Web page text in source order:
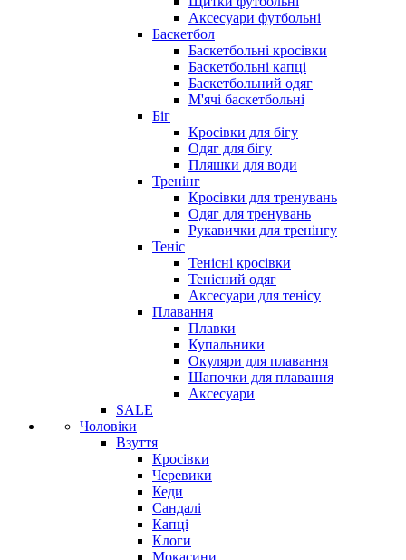
Аксесуари футбольні
Баскетбол
Баскетбольні кросівки
Баскетбольні капці
Баскетбольний одяг
М'ячі баскетбольні
Біг
Кросівки для бігу
Одяг для бігу
Пляшки для води
Тренінг
Кросівки для тренувань
Одяг для тренувань
Рукавички для тренінгу
Теніс
Тенісні кросівки
Тенісний одяг
Аксесуари для тенісу
Плавання
Плавки
Купальники
Окуляри для плавання
Шапочки для плавання
Аксесуари
SALE
Чоловіки
Взуття
Кросівки
Черевики
Кеди
Сандалі
Капці
Клоги
Мокасини